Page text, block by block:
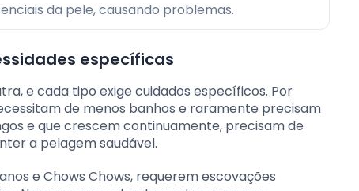
da pele, causando problemas.
específicas
e cada tipo exige cuidados específicos. Por
de menos banhos e raramente precisam
e que crescem continuamente, precisam de
a pelagem saudável.
e Chows Chows, requerem escovações